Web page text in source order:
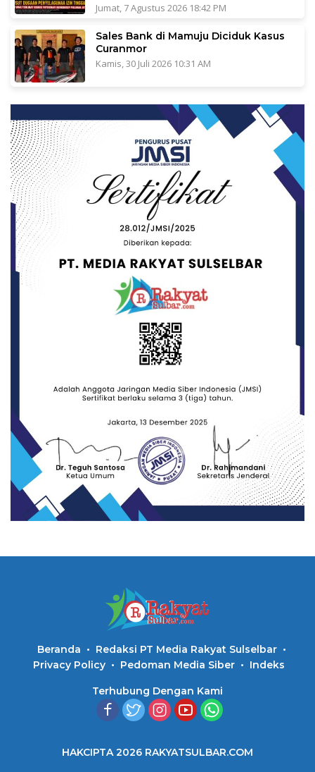
Jumat, 7 Agustus 2026 18:42 PM
Sales Bank di Mamuju Diciduk Kasus
Curanmor
Kamis, 30 Juli 2026 10:31 AM
Beranda
Redaksi PT Media Rakyat Sulselbar
Privacy Policy
Pedoman Media Siber Indeks
Terhubung Dengan Kami
HAKCIPTA 2026 RAKYATSULBAR.COM